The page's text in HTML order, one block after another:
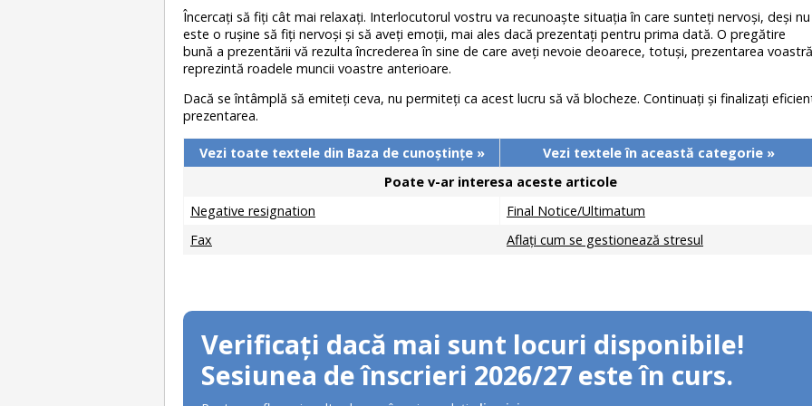
Încercaţi să fiţi cât mai relaxaţi. Interlocutorul vostru va recunoaşte situaţia în care sunteţi nervoşi, deşi nu
este o ruşine să fiţi nervoşi şi să aveţi emoţii, mai ales dacă prezentaţi pentru prima dată. O pregătire
bună a prezentării vă rezulta încrederea în sine de care aveţi nevoie deoarece, totuşi, prezentarea voastră
reprezintă roadele muncii voastre anterioare.
Dacă se întâmplă să emiteţi ceva, nu permiteţi ca acest lucru să vă blocheze. Continuaţi şi finalizaţi
prezentarea.
Vezi toate textele din Baza de cunoştinţe »
Vezi textele în această categorie »
Poate v-ar interesa aceste articole
Negative resignation
Final Notice/Ultimatum
Fax
Aflați cum se gestionează stresul
Verificați dacă mai sunt locuri disponibile!
Sesiunea de înscrieri 2026/27 este în curs.